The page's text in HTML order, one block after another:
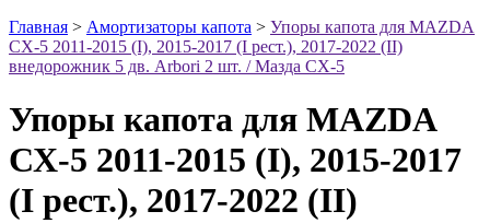
Главная > Амортизаторы капота > Упоры капота для MAZDA
СХ-5 2011-2015 (I), 2015-2017 (I рест.), 2017-2022 (II)
внедорожник 5 дв. Arbori 2 шт. / Мазда СХ-5
Упоры капота для MAZDA
СХ-5 2011-2015 (I), 2015-2017
(I рест.), 2017-2022 (II)